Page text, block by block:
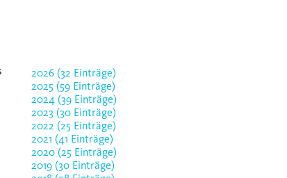
2026 (32 Einträge)
2025 (59 Einträge)
2024 (39 Einträge)
2023 (30 Einträge)
2022 (25 Einträge)
2021 (41 Einträge)
2020 (25 Einträge)
2019 (30 Einträge)